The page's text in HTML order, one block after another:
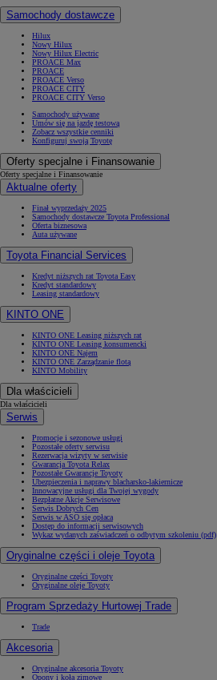
Samochody dostawcze
Hilux
Nowy Hilux
Nowy Hilux Electric
PROACE Max
PROACE
PROACE Verso
PROACE CITY
PROACE CITY Verso
Samochody używane
Umów się na jazdę testową
Zobacz wszystkie cenniki
Konfiguruj swoją Toyotę
Oferty specjalne i Finansowanie
Oferty specjalne i Finansowanie
Aktualne oferty
Finał wyprzedaży 2025
Samochody dostawcze Toyota Professional
Oferta biznesowa
Auta używane
Toyota Financial Services
Kredyt niższych rat Toyota Easy
Kredyt standardowy
Leasing standardowy
KINTO ONE
KINTO ONE Leasing niższych rat
KINTO ONE Leasing konsumencki
KINTO ONE Najem
KINTO ONE Zarządzanie flotą
KINTO Mobility
Dla właścicieli
Dla właścicieli
Serwis
Promocje i sezonowe usługi
Pozostałe oferty serwisu
Rezerwacja wizyty w serwisie
Gwarancja Toyota Relax
Pozostałe Gwarancje Toyoty
Ubezpieczenia i naprawy blacharsko-lakiernicze
Innowacyjne usługi dla Twojej wygody
Bezpłatne Akcje Serwisowe
Serwis Dobrych Cen
Serwis w ASO się opłaca
Dostęp do informacji serwisowych
Wykaz wydanych zaświadczeń o odbytym szkoleniu (pdf)
Oryginalne części i oleje Toyota
Oryginalne części Toyoty
Oryginalne oleje Toyoty
Program Sprzedaży Hurtowej Trade
Trade
Akcesoria
Oryginalne akcesoria Toyoty
Opony i koła zimowe